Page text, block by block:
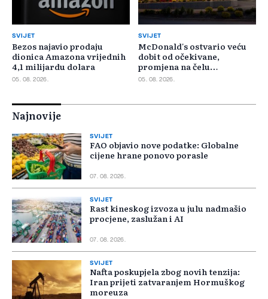
SVIJET
Bezos najavio prodaju
dionica Amazona vrijednih
4,1 milijardu dolara
05. 08. 2026.
SVIJET
McDonald's ostvario veću
dobit od očekivane,
promjena na čelu
poslovanja u SAD-u
05. 08. 2026.
Najnovije
SVIJET
FAO objavio nove podatke: Globalne
cijene hrane ponovo porasle
07. 08. 2026.
SVIJET
Rast kineskog izvoza u julu nadmašio
procjene, zaslužan i AI
07. 08. 2026.
SVIJET
Nafta poskupjela zbog novih tenzija:
Iran prijeti zatvaranjem Hormuškog
moreuza